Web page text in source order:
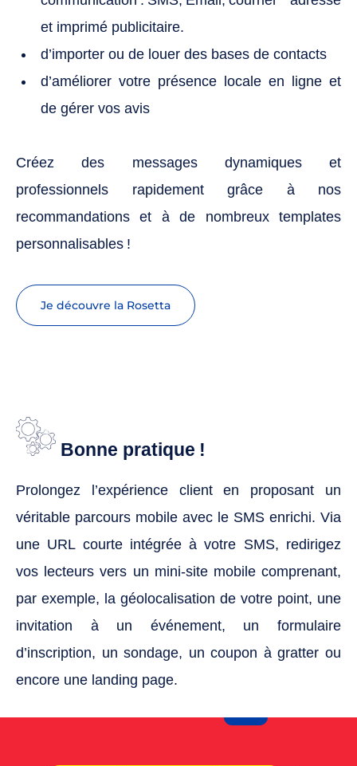
et imprimé publicitaire.
d’importer ou de louer des bases de contacts
d’améliorer votre présence locale en ligne et
de gérer vos avis
Créez des messages dynamiques et
professionnels rapidement grâce à nos
recommandations et à de nombreux templates
personnalisables !
Je découvre la Rosetta
Bonne pratique !
Prolongez l’expérience client en proposant un
véritable parcours mobile avec le SMS enrichi. Via
une URL courte intégrée à votre SMS, redirigez
vos lecteurs vers un mini-site mobile comprenant,
par exemple, la géolocalisation de votre point, une
invitation à un événement, un formulaire
d’inscription, un sondage, un coupon à gratter ou
encore une landing page.